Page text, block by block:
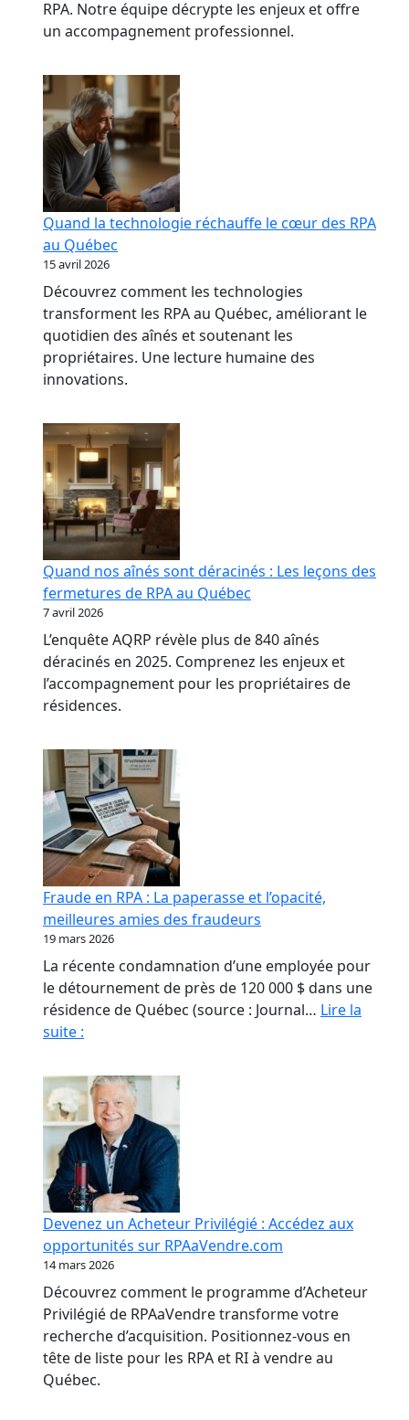
RPA. Notre équipe décrypte les enjeux et offre
un accompagnement professionnel.
Quand la technologie réchauffe le cœur des RPA
au Québec
15 avril 2026
Découvrez comment les technologies
transforment les RPA au Québec, améliorant le
quotidien des aînés et soutenant les
propriétaires. Une lecture humaine des
innovations.
Quand nos aînés sont déracinés : Les leçons des
fermetures de RPA au Québec
7 avril 2026
L’enquête AQRP révèle plus de 840 aînés
déracinés en 2025. Comprenez les enjeux et
l’accompagnement pour les propriétaires de
résidences.
Fraude en RPA : La paperasse et l’opacité,
meilleures amies des fraudeurs
19 mars 2026
La récente condamnation d’une employée pour
le détournement de près de 120 000 $ dans une
résidence de Québec (source : Journal… Lire la
suite :
RPA
:
La
paperasse
et
l’opacité,
meilleures
amies
des
fraudeurs
Devenez un Acheteur Privilégié : Accédez aux
opportunités sur RPAaVendre.com
14 mars 2026
Découvrez comment le programme d’Acheteur
Privilégié de RPAaVendre transforme votre
recherche d’acquisition. Positionnez-vous en
tête de liste pour les RPA et RI à vendre au
Québec.